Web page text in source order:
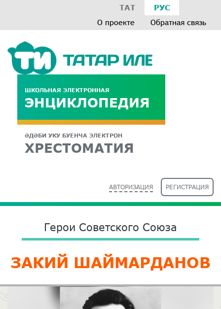
ТАТ РУС
О проекте Обратная связь
ШКОЛЬНАЯ ЭЛЕКТРОННАЯ
ЭНЦИКЛОПЕДИЯ
ӘДӘБИ УКУ БУЕНЧА ЭЛЕКТРОН
ХРЕСТОМАТИЯ
АВТОРИЗАЦИЯ РЕГИСТРАЦИЯ
Герои Советского Союза
ЗАКИЙ ШАЙМАРДАНОВ